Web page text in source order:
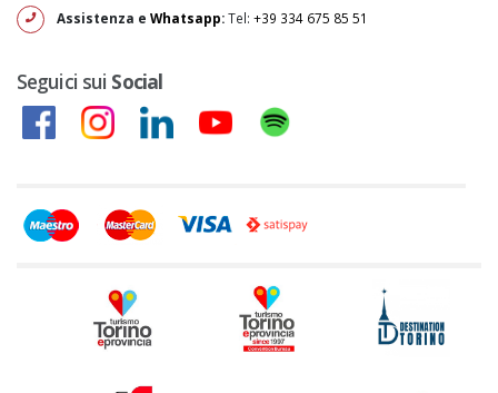
Assistenza e Whatsapp:Tel: +39 334 675 85 51
Seguici sui Social